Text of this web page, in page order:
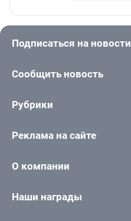
Подписаться на новости
Сообщить новость
Рубрики
Реклама на сайте
О компании
Наши награды